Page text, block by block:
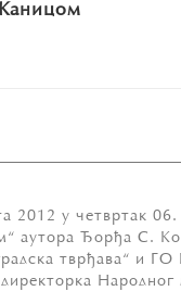
2012 у четвртак
Ђорђа С.
тврђава“ и